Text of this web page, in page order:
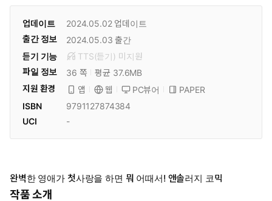
업데이트 2024.05.02업데이트
출간 정보
2024.05.03 출간
듣기 기능
TTS(듣기) 미 지원
파일 정보
36 쪽
평균 37.6MB
지원 환경
앱 웹 PC뷰어
PAPER
ISBN
9791127874384
UCI
-
완벽한 영애가 첫사랑을 하면 뭐 어때서! 앤솔러지 코믹
작품 소개